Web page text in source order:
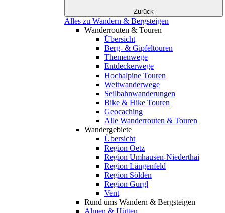
Zurück
Alles zu Wandern & Bergsteigen
Wanderrouten & Touren
Übersicht
Berg- & Gipfeltouren
Themenwege
Entdeckerwege
Hochalpine Touren
Weitwanderwege
Seilbahnwanderungen
Bike & Hike Touren
Geocaching
Alle Wanderrouten & Touren
Wandergebiete
Übersicht
Region Oetz
Region Umhausen-Niederthai
Region Längenfeld
Region Sölden
Region Gurgl
Vent
Rund ums Wandern & Bergsteigen
Almen & Hütten